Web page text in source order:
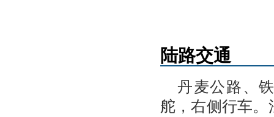
陆路交通
丹麦公路、
舵，右侧行车